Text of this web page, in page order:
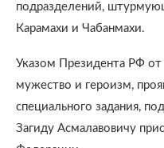
подразделений,
Карамахи и Чабанмахи.
Указом Президента РФ от
мужество и героизм,
специального задания,
Загиду Асмалавовичу